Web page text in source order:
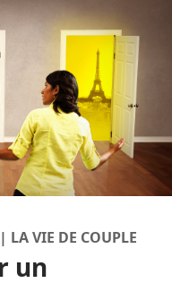
LA VIE DE COUPLE
un